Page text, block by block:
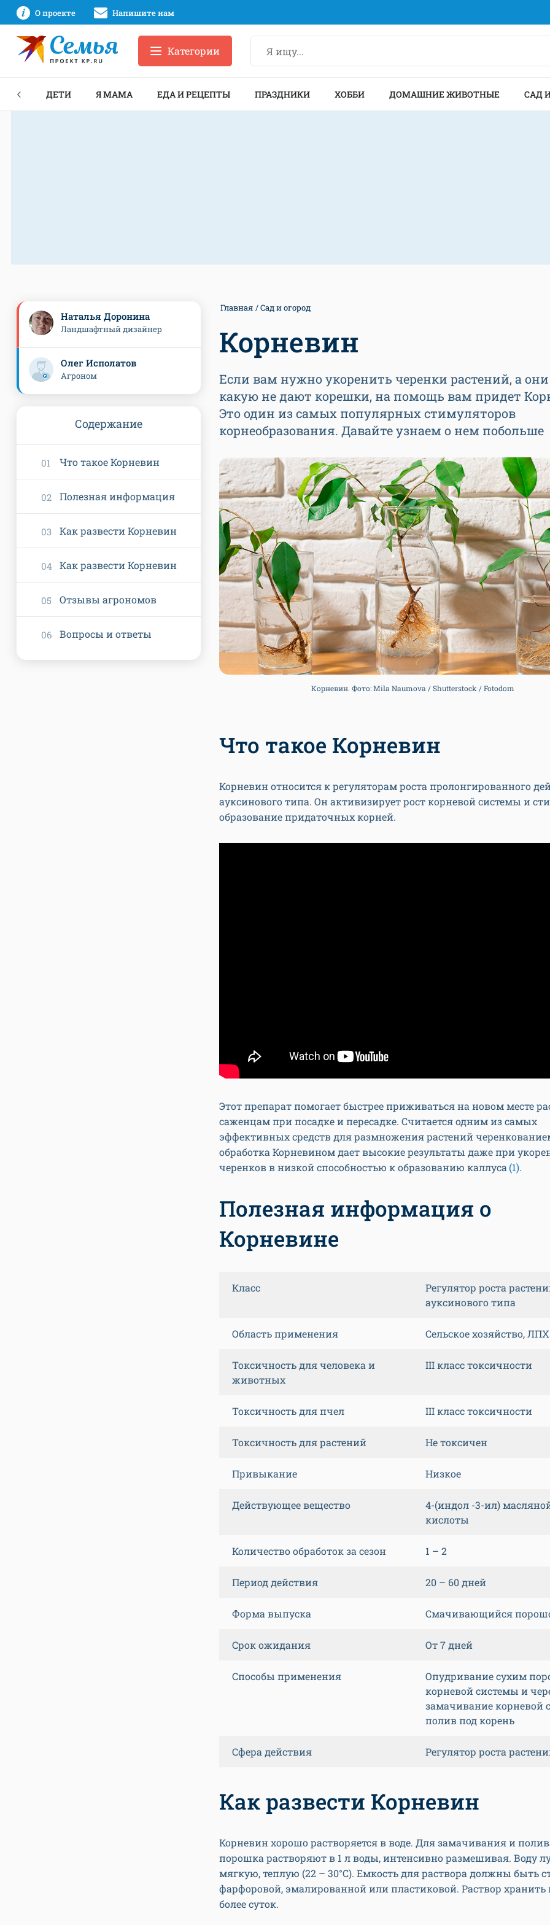
О проекте Напишите нам
Категории
ДЕТИ Я МАМА ЕДА И РЕЦЕПТЫ ПРАЗДНИКИ ХОББИ ДОМАШНИЕ ЖИВОТНЫЕ САД
Главная Сад и огород
Корневин
Если вам нужно укоренить черенки растений, а
какую не дают корешки, на помощь вам придет
Это один из самых популярных стимуляторов
корнеобразования. Давайте узнаем о нем побольше
Корневин. Фото: Mila Naumova / Shutterstock / Fotodom
Что такое Корневин
Корневин относится к регуляторам роста пролонгированного
ауксинового типа. Он активизирует рост корневой системы и
образование придаточных корней.
Этот препарат помогает быстрее приживаться на новом месте
саженцам при посадке и пересадке. Считается одним из самых
эффективных средств для размножения растений
обработка Корневином дает высокие результаты даже при
черенков в низкой способностью к образованию каллуса (1).
Полезная информация о
Корневине
Класс
Регулятор роста
ауксинового типа
Область применения Сельское хозяйство, ЛПХ
Токсичность для человека и
животных
III класс токсичности
Токсичность для пчел III класс токсичности
Токсичность для растений Не токсичен
Привыкание Низкое
Действующее вещество
4-(индол -3-ил)
кислоты
Количество обработок за сезон 1 – 2
Период действия 20 – 60 дней
Форма выпуска Смачивающийся
Срок ожидания От 7 дней
Способы применения
Опудривание сухим
корневой системы и
замачивание корневой
полив под корень
Сфера действия Регулятор роста
Как развести Корневин
Корневин хорошо растворяется в воде. Для замачивания и
порошка растворяют в 1 л воды, интенсивно размешивая. Воду
мягкую, теплую (22 – 30°С). Емкость для раствора должны быть
фарфоровой, эмалированной или пластиковой. Раствор
более суток.
Наталья Доронина
Ландшафтный дизайнер
Олег Исполатов
Агроном
Содержание
Что такое Корневин
Полезная информация
Как развести Корневин
Как развести Корневин
Отзывы агрономов
Вопросы и ответы